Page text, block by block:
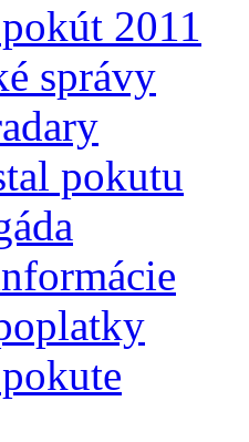
2011
správy
pokutu